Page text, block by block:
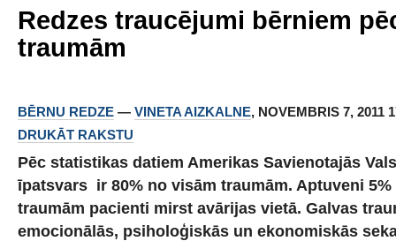
Redzes traucējumi bērniem
traumām
BĒRNU REDZE — VINETA AIZKALNE, NOVEMBRIS 7, 2011
DRUKĀT RAKSTU
Pēc statistikas datiem Amerikas Savienotajās
īpatsvars ir 80% no visām traumām. Aptuveni
traumām pacienti mirst avārijas vietā. Galvas
emocionālās, psiholoģiskās un ekonomiskās